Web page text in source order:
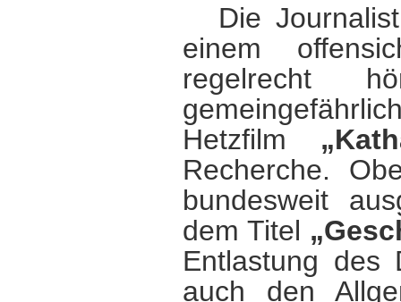
Die
einem
regelrecht
Hetzfilm
Recherche.
bundesweit
dem Titel
Entlastung
auch den